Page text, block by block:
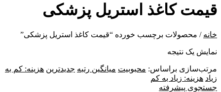
قیمت کاغذ استریل پزشکی
خانه / محصولات برچسب خورده “قیمت کاغذ استریل پزشکی”
نمایش یک نتیجه
مرتب‌سازی براساس: محبوبیت میانگین رتبه جدیدترین هزینه: کم به
زیاد هزینه: زیاد به کم
جستجوی پیشرفته